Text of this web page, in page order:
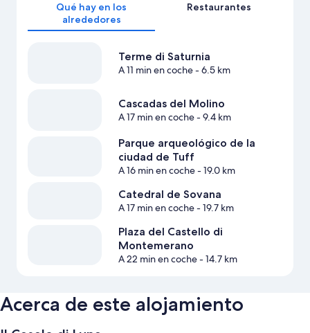
Qué hay en los
alrededores
Restaurantes
Terme di Saturnia
A 11 min en coche- 6.5 km
Cascadas del Molino
A 17 min en coche- 9.4 km
Parque arqueológico de la
ciudad de Tuff
A 16 min en coche- 19.0 km
Catedral de Sovana
A 17 min en coche- 19.7 km
Plaza del Castello di
Montemerano
A 22 min en coche- 14.7 km
Acerca de este alojamiento